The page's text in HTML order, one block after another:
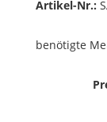
Artikel-Nr.:
benötigte